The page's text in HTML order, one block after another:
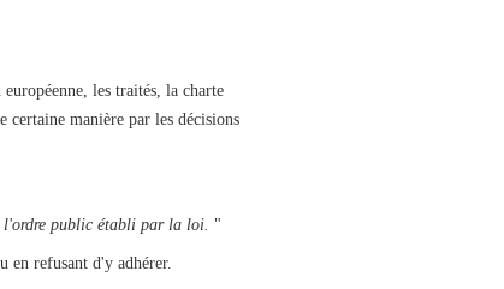
les traités, la charte
manière par les décisions
l'ordre public établi par la loi. "
en refusant d'y adhérer.